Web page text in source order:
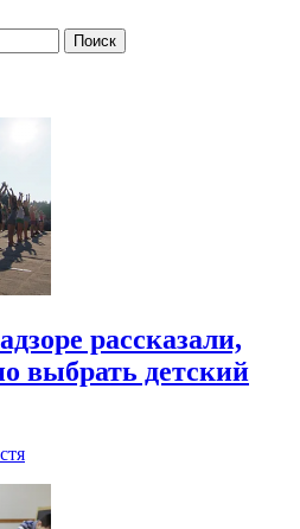
рассказали,
выбрать детский